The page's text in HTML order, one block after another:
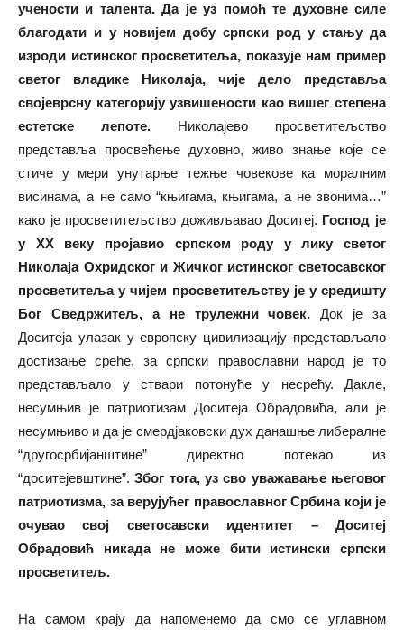
учености и талента. Да је уз помоћ те духовне силе
благодати и у новијем добу српски род у стању да
изроди истинског просветитеља, показује нам пример
светог владике Николаја, чије дело представља
својеврсну категорију узвишености као вишег степена
естетске лепоте. Николајево просветитељство
представља просвећење духовно, живо знање које се
стиче у мери унутарње тежње човекове ка моралним
висинама, а не само “књигама, књигама, а не звонима…”
како је просветитељство доживљавао Доситеј. Господ је
у ХХ веку пројавио српском роду у лику светог
Николаја Охридског и Жичког истинског светосавског
просветитеља у чијем просветитељству је у средишту
Бог Сведржитељ, а не трулежни човек.Док је за
Доситеја улазак у европску цивилизацију представљало
достизање среће, за српски православни народ је то
представљало у ствари потонуће у несрећу. Дакле,
несумњив је патриотизам Доситеја Обрадовића, али је
несумњиво и да је смердјаковски дух данашње либералне
“другосрбијанштине” директно потекао из
“доситејевштине”.Због тога, уз сво уважавање његовог
патриотизма, за верујућег православног Србина који је
очувао свој светосавски идентитет – Доситеј
Обрадовић никада не може бити истински српски
просветитељ.
На самом крају да напоменемо да смо се углавном